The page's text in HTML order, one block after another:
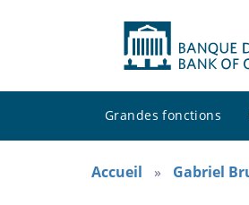
Grandes fonctions
Accueil Gabriel